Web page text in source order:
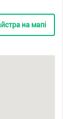
на мапі